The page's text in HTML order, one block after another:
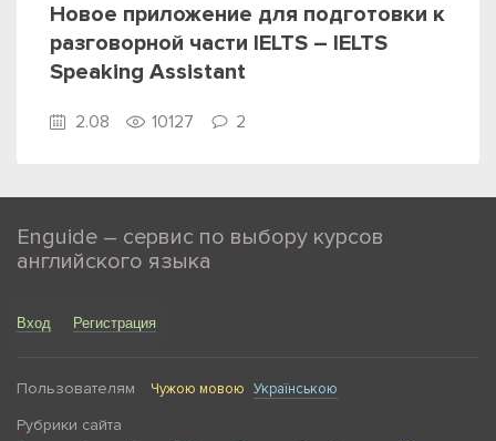
Новое приложение для подготовки к
разговорной части IELTS – IELTS
Speaking Assistant
2.08 10127 2
Enguide – сервис по выбору курсов
английского языка
Вход Регистрация
Пользователям Чужою мовою Українською
Рубрики сайта